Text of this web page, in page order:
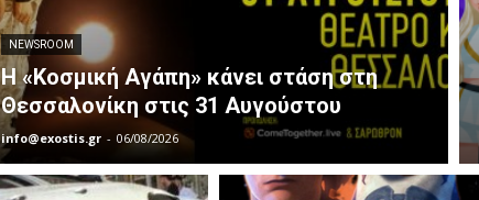
NEWSROOM
Η «Κοσμική Αγάπη» κάνει στάση στη
Θεσσαλονίκη στις 31 Αυγούστου
info@exostis.gr - 06/08/2026